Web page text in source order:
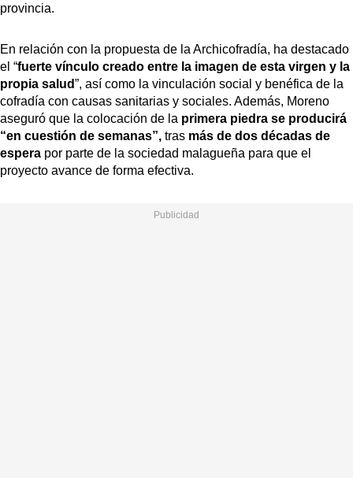
provincia.
En relación con la propuesta de la Archicofradía, ha destacado
el “fuerte vínculo creado entre la imagen de esta virgen y la
propia salud”, así como la vinculación social y benéfica de la
cofradía con causas sanitarias y sociales. Además, Moreno
aseguró que la colocación de la primera piedra se producirá
“en cuestión de semanas”, tras más de dos décadas de
espera por parte de la sociedad malagueña para que el
proyecto avance de forma efectiva.